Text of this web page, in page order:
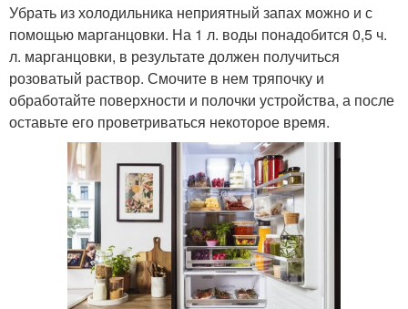
Убрать из холодильника неприятный запах можно и с
помощью марганцовки. На 1 л. воды понадобится 0,5 ч.
л. марганцовки, в результате должен получиться
розоватый раствор. Смочите в нем тряпочку и
обработайте поверхности и полочки устройства, а после
оставьте его проветриваться некоторое время.